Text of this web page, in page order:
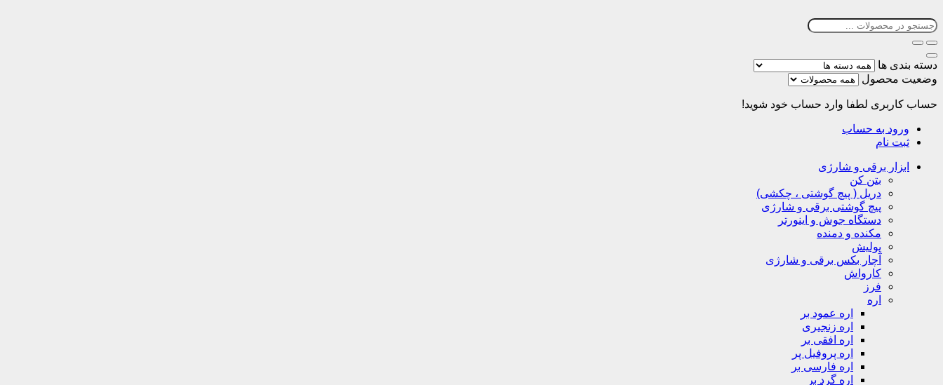
دسته بندی ها
وضعیت محصول
حساب کاربری لطفا وارد حساب خود شوید!
ورود به حساب
ثبت نام
ابزار برقی و شارژی
بتن کن
دریل ( پیچ گوشتی ، چکشی)
پیچ گوشتی برقی و شارژی
دستگاه جوش و اینورتر
مکنده و دمنده
پولیش
آچار بکس برقی و شارژی
کارواش
فرز
اره
اره عمود بر
اره زنجیری
اره افقی بر
اره پروفیل پر
اره فارسی بر
اره گرد بر